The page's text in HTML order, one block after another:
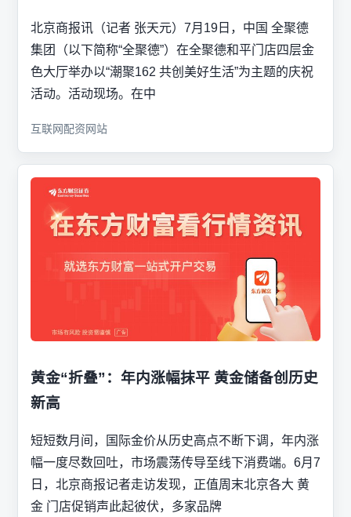
北京商报讯（记者 张天元）7月19日，中国 全聚德
集团（以下简称“全聚德”）在全聚德和平门店四层金
色大厅举办以“潮聚162 共创美好生活”为主题的庆祝
活动。活动现场。在中
互联网配资网站
黄金“折叠”：年内涨幅抹平 黄金储备创历史
新高
短短数月间，国际金价从历史高点不断下调，年内涨
幅一度尽数回吐，市场震荡传导至线下消费端。6月7
日，北京商报记者走访发现，正值周末北京各大 黄
金 门店促销声此起彼伏，多家品牌